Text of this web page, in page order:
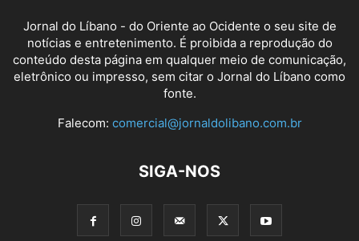
Jornal do Líbano - do Oriente ao Ocidente o seu site de
notícias e entretenimento. É proibida a reprodução do
conteúdo desta página em qualquer meio de comunicação,
eletrônico ou impresso, sem citar o Jornal do Líbano como
fonte.
Falecom: comercial@jornaldolibano.com.br
SIGA-NOS